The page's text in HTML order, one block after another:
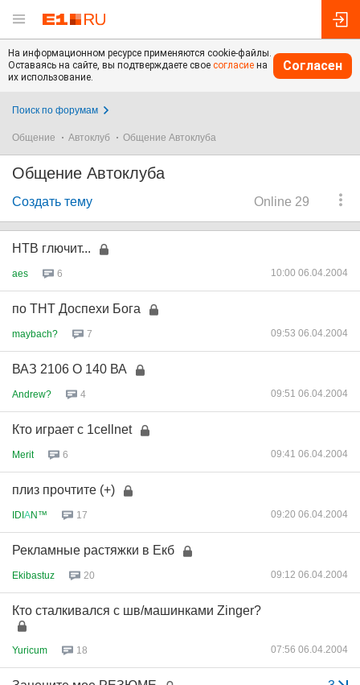
На информационном ресурсе применяются cookie-файлы.
Оставаясь на сайте, вы подтверждаете свое согласие на
их использование.
Согласен
Поиск по форумам
Общение Автоклуб Общение Автоклуба
Общение Автоклуба
Online 29
Создать тему
НТВ глючит...
aes 6 10:00 06.04.2004
по ТНТ Доспехи Бога
maybach? 7 09:53 06.04.2004
ВАЗ 2106 О 140 ВА
Andrew? 4 09:51 06.04.2004
Кто играет с 1cellnet
Merit 6 09:41 06.04.2004
плиз прочтите (+)
IDIАN™ 17 09:20 06.04.2004
Рекламные растяжки в Екб
Ekibastuz 20 09:12 06.04.2004
Кто сталкивался с шв/машинками Zinger?
Yuricum 18 07:56 06.04.2004